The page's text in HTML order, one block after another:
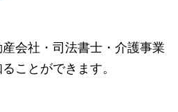
会社・司法書士・介護事業
ことができます。